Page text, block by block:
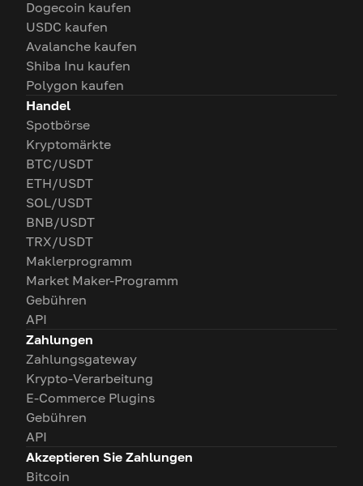
Dogecoin kaufen
USDC kaufen
Avalanche kaufen
Shiba Inu kaufen
Polygon kaufen
Handel
Spotbörse
Kryptomärkte
BTC/USDT
ETH/USDT
SOL/USDT
BNB/USDT
TRX/USDT
Maklerprogramm
Market Maker-Programm
Gebühren
API
Zahlungen
Zahlungsgateway
Krypto-Verarbeitung
E-Commerce Plugins
Gebühren
API
Akzeptieren Sie Zahlungen
Bitcoin